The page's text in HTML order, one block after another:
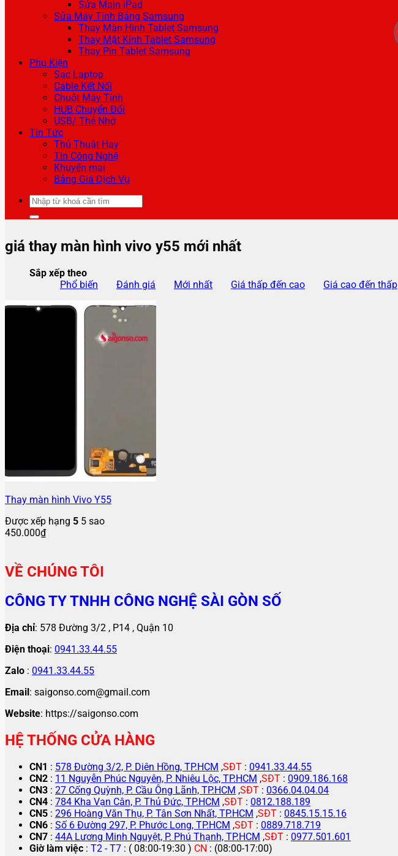
Sửa Main iPad
Sửa Máy Tính Bảng Samsung
Thay Màn Hình Tablet Samsung
Thay Mặt Kính Tablet Samsung
Thay Pin Tablet Samsung
Phụ Kiện
Sạc Laptop
Cable Kết Nối
Chuột Máy Tính
HUB Chuyển Đổi
USB/ Thẻ Nhớ
Tin Tức
Thủ Thuật Hay
Tin Công Nghệ
Khuyến mại
Bảng Giá Dịch Vụ
Tìm
kiếm:
giá thay màn hình vivo y55 mới nhất
Sắp xếp theo
Phổ biến
Đánh giá Mới nhất Giá thấp đến cao Giá cao đến thấp
Thay màn hình Vivo Y55
Được xếp hạng 5 5 sao
450.000₫
VỀ CHÚNG TÔI
CÔNG TY TNHH CÔNG NGHỆ SÀI GÒN SỐ
Địa chỉ: 578 Đường 3/2 , P14 , Quận 10
Điện thoại: 0941.33.44.55
Zalo : 0941.33.44.55
Email: saigonso.com@gmail.com
Website: https://saigonso.com
HỆ THỐNG CỬA HÀNG
CN1 : 578 Đường 3/2, P. Diên Hồng, TP.HCM ,SĐT : 0941.33.44.55
CN2 : 11 Nguyễn Phúc Nguyên, P. Nhiêu Lộc, TP.HCM ,SĐT : 0909.186.168
CN3 : 27 Cống Quỳnh, P. Cầu Ông Lãnh, TP.HCM ,SĐT : 0366.04.04.04
CN4 : 784 Kha Vạn Cân, P. Thủ Đức, TP.HCM ,SĐT : 0812.188.189
CN5 : 296 Hoàng Văn Thụ, P. Tân Sơn Nhất, TP.HCM ,SĐT : 0845.15.15.16
CN6 : Số 6 Đường 297, P. Phước Long, TP.HCM ,SĐT : 0889.718.719
CN7 : 44A Lương Minh Nguyệt, P. Phú Thạnh, TP.HCM ,SĐT : 0977.501.601
Giờ làm việc : T2 - T7 : ( 08:00-19:30 ) CN : (08:00-17:00)